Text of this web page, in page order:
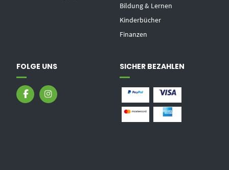
Bildung & Lernen
Kinderbücher
Finanzen
FOLGE UNS SICHER BEZAHLEN